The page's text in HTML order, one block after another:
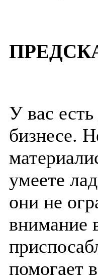
У вас
бизнесе.
умеете
они не
внимание
помогает